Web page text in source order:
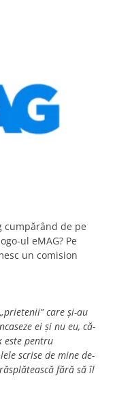
cumpărând de pe
ul eMAG? Pe
un comision
care și-au
ei și nu eu, că-
este pentru
scrise de mine de-
fără să îl